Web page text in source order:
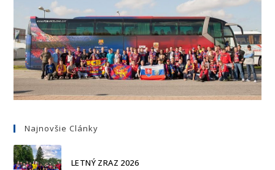
Najnovšie Clánky
LETNÝ ZRAZ 2026